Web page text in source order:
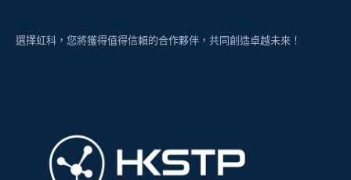
選擇虹科，您將獲得值得信賴的合作夥伴，共同創造卓越未來！